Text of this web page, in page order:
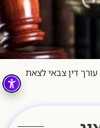
עורך דין צבאי לצאת